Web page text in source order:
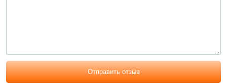
Отправить отзыв